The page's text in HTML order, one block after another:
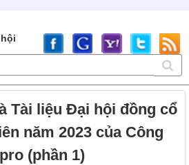
Tài liệu Đại hội đồng cổ
năm 2023 của Công
(phần 1)